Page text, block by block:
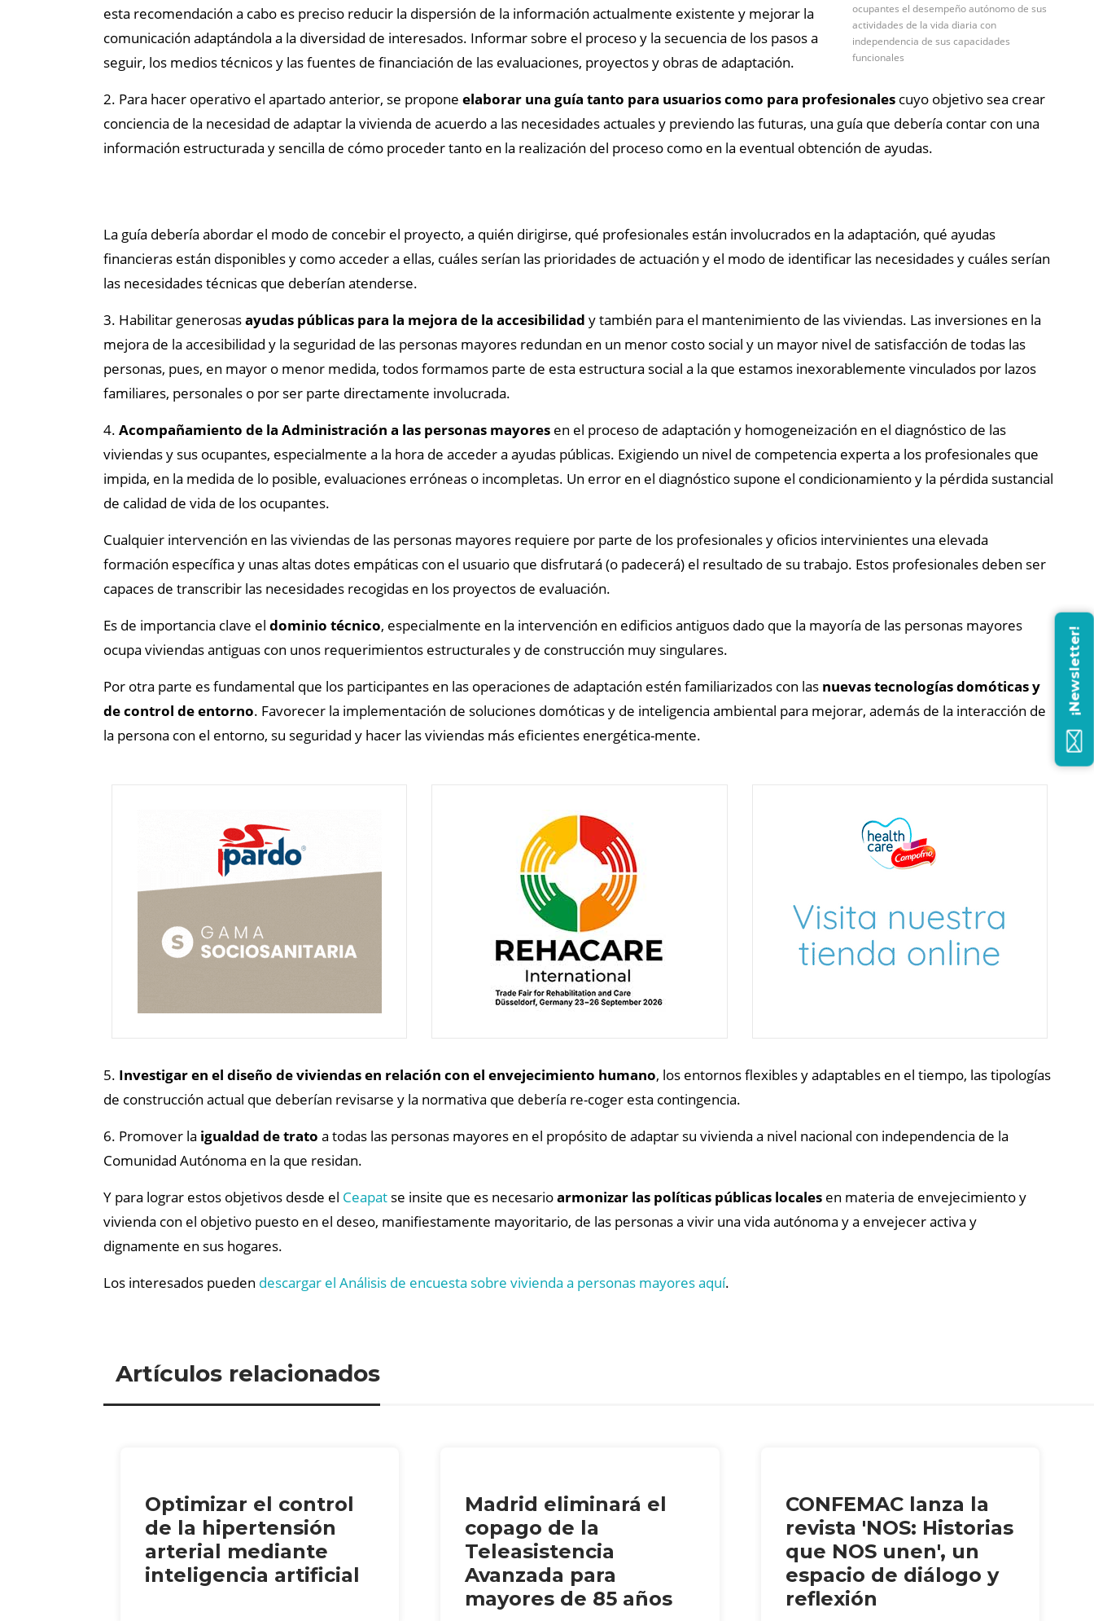
ocupantes el desempeño autónomo de sus
actividades de la vida diaria con
independencia de sus capacidades
funcionales
esta recomendación a cabo es preciso reducir la dispersión de la información actualmente existente y mejorar la
comunicación adaptándola a la diversidad de interesados. Informar sobre el proceso y la secuencia de los pasos a
seguir, los medios técnicos y las fuentes de financiación de las evaluaciones, proyectos y obras de adaptación.
2. Para hacer operativo el apartado anterior, se propone elaborar una guía tanto para usuarios como para profesionales cuyo objetivo sea crear
conciencia de la necesidad de adaptar la vivienda de acuerdo a las necesidades actuales y previendo las futuras, una guía que debería contar con una
información estructurada y sencilla de cómo proceder tanto en la realización del proceso como en la eventual obtención de ayudas.
La guía debería abordar el modo de concebir el proyecto, a quién dirigirse, qué profesionales están involucrados en la adaptación, qué ayudas
financieras están disponibles y como acceder a ellas, cuáles serían las prioridades de actuación y el modo de identificar las necesidades y cuáles serían
las necesidades técnicas que deberían atenderse.
3. Habilitar generosasayudas públicas para la mejora de la accesibilidad y también para el mantenimiento de las viviendas. Las inversiones en la
mejora de la accesibilidad y la seguridad de las personas mayores redundan en un menor costo social y un mayor nivel de satisfacción de todas las
personas, pues, en mayor o menor medida, todos formamos parte de esta estructura social a la que estamos inexorablemente vinculados por lazos
familiares, personales o por ser parte directamente involucrada.
4. Acompañamiento de la Administración a las personas mayores en el proceso de adaptación y homogeneización en el diagnóstico de las
viviendas y sus ocupantes, especialmente a la hora de acceder a ayudas públicas. Exigiendo un nivel de competencia experta a los profesionales que
impida, en la medida de lo posible, evaluaciones erróneas o incompletas. Un error en el diagnóstico supone el condicionamiento y la pérdida sustancial
de calidad de vida de los ocupantes.
Cualquier intervención en las viviendas de las personas mayores requiere por parte de los profesionales y oficios intervinientes una elevada
formación específica y unas altas dotes empáticas con el usuario que disfrutará (o padecerá) el resultado de su trabajo. Estos profesionales deben ser
capaces de transcribir las necesidades recogidas en los proyectos de evaluación.
Es de importancia clave el dominio técnico, especialmente en la intervención en edificios antiguos dado que la mayoría de las personas mayores
ocupa viviendas antiguas con unos requerimientos estructurales y de construcción muy singulares.
Por otra parte es fundamental que los participantes en las operaciones de adaptación estén familiarizados con las nuevas tecnologías domóticas y
de control de entorno. Favorecer la implementación de soluciones domóticas y de inteligencia ambiental para mejorar, además de la interacción de
la persona con el entorno, su seguridad y hacer las viviendas más eficientes energética-mente.
5. Investigar en el diseño de viviendas en relación con el envejecimiento humano, los entornos flexibles y adaptables en el tiempo, las tipologías
de construcción actual que deberían revisarse y la normativa que debería re-coger esta contingencia.
6. Promover la igualdad de trato a todas las personas mayores en el propósito de adaptar su vivienda a nivel nacional con independencia de la
Comunidad Autónoma en la que residan.
Y para lograr estos objetivos desde el Ceapat se insite que es necesarioarmonizar las políticas públicas locales en materia de envejecimiento y
vivienda con el objetivo puesto en el deseo, manifiestamente mayoritario, de las personas a vivir una vida autónoma y a envejecer activa y
dignamente en sus hogares.
Los interesados pueden descargar el Análisis de encuesta sobre vivienda a personas mayores aquí.
Artículos relacionados
Optimizar el control
de la hipertensión
arterial mediante
inteligencia artificial
Madrid eliminará el
copago de la
Teleasistencia
Avanzada para
mayores de 85 años
CONFEMAC lanza la
revista 'NOS: Historias
que NOS unen', un
espacio de diálogo y
reflexión
¡Newsletter!